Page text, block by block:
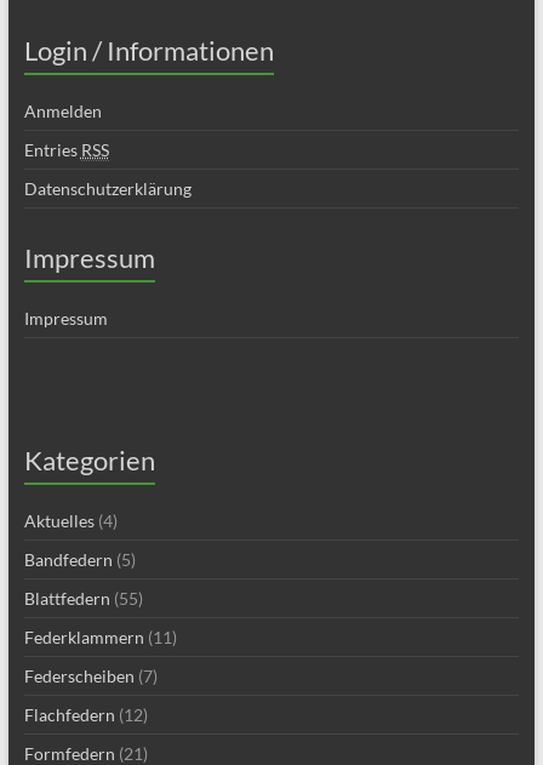
Login / Informationen
Anmelden
Entries RSS
Datenschutzerklärung
Impressum
Impressum
Kategorien
Aktuelles(4)
Bandfedern (5)
Blattfedern (55)
Federklammern (11)
Federscheiben (7)
Flachfedern (12)
Formfedern (21)